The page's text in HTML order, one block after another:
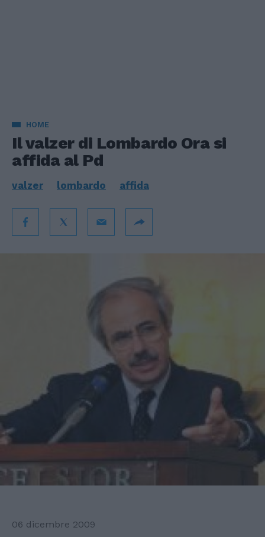
HOME
Il valzer di Lombardo Ora si
affida al Pd
valzer lombardo affida
06 dicembre 2009